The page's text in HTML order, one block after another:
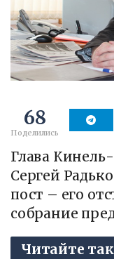
68
Поделились
Глава
Сергей
пост – его
собрание
Читайте